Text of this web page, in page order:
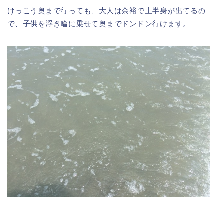
けっこう奥まで行っても、大人は余裕で上半身が出てるの
で、子供を浮き輪に乗せて奥までドンドン行けます。